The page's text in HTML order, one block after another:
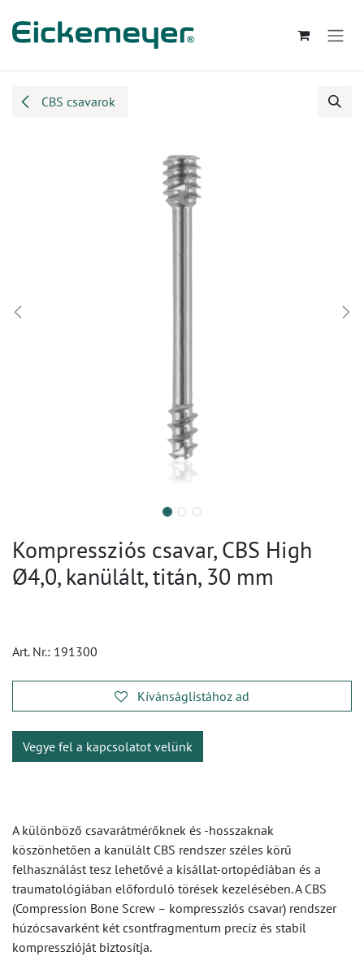
CBS csavarok
Kompressziós csavar, CBS High
Ø4,0, kanülált, titán, 30 mm
Art. Nr.: 191300
Kívánságlistához ad
Vegye fel a kapcsolatot velünk
A különböző csavarátmérőknek és -hosszaknak
köszönhetően a kanülált CBS rendszer széles körű
felhasználást tesz lehetővé a kisállat-ortopédiában és a
traumatológiában előforduló törések kezelésében. A CBS
(Compression Bone Screw – kompressziós csavar) rendszer
húzócsavarként két csontfragmentum precíz és stabil
kompresszióját biztosítja.